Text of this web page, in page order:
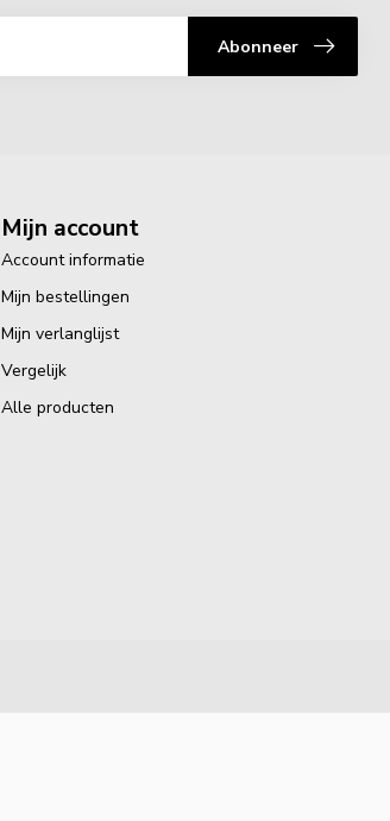
Abonneer
Mijn account
Account informatie
Mijn bestellingen
Mijn verlanglijst
Vergelijk
Alle producten